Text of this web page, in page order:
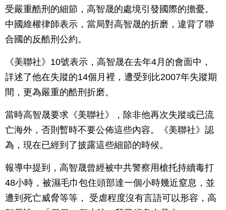
受嚴重酷刑的細節，高智晟的處境引發國際的擔憂。
中國維權律師表示，當局對高智晟的折磨，違背了聯
合國的反酷刑公約。
《美聯社》10號表示，高智晟在去年4月的會面中，
詳述了他在失蹤的14個月裡，遭受到比2007年失蹤期
間，更為嚴重的酷刑折磨。
當時高智晟要求《美聯社》，除非他再次失蹤或已流
亡海外，否則暫時不要公佈這些內容。《美聯社》認
為，現在已經到了披露這些細節的時候。
報導中提到，高智晟曾經被中共警察用槍托持續毒打
48小時，被濕毛巾包住頭部達一個小時幾近窒息，並
遭到死亡威脅等等， 受虐程度沒有言語可以形容，高